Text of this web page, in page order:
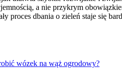
a nie przykrym
proces dbania o zieleń staje się
wózek na wąż ogrodowy?